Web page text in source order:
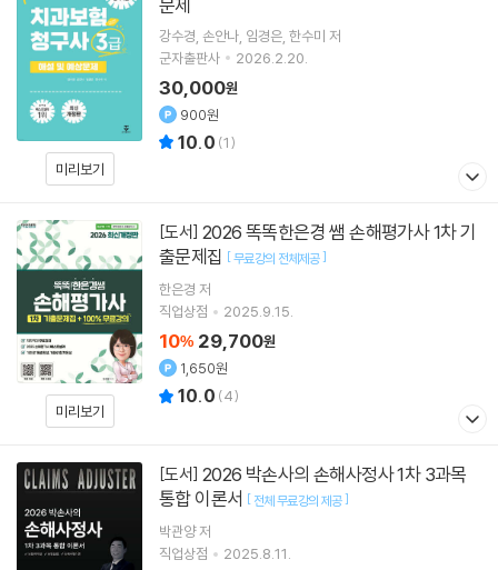
미리보기
문제
강수경 손안나 임경은 한수미 저
군자출판사
2026.2.20.
30,000원
900원
10.0 (1)
미리보기
[도서]
출문제집 [무료강의 전체제공]
한은경 저
직업상점
2025.9.15.
10% 29,700원
1,650원
10.0 (4)
[도서]
통합 이론서 [ 전체 무료강의 제공]
박관양저
직업상점
2025.8.11.